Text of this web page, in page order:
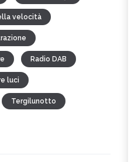
velocità
Radio DAB
luci
Tergilunotto